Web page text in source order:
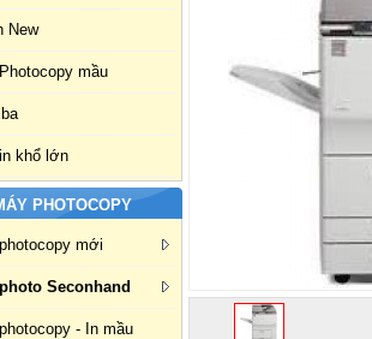
New
mầu
khổ lớn
PHOTOCOPY
mới
Seconhand
- In mầu